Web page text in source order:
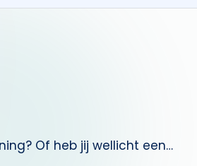
Of heb jij wellicht een…